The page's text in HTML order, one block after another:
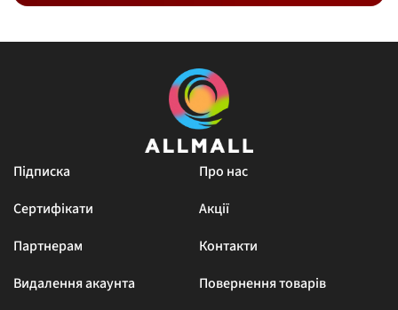
Підписка
Про нас
Сертифікати
Акції
Партнерам
Контакти
Видалення акаунта
Повернення товарів